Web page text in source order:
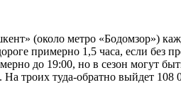
(около метро «Бодомзор»)
примерно 1,5 часа, если без
до 19:00, но в сезон могут
троих туда-обратно выйдет